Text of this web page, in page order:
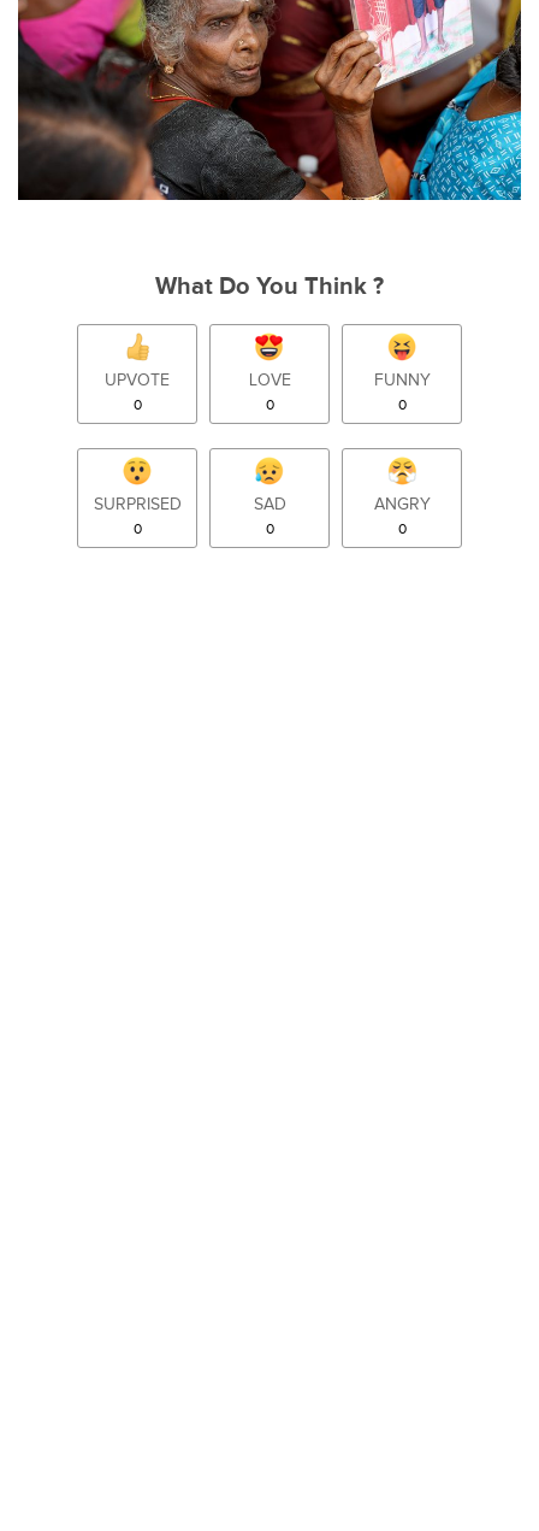
What Do You Think ?
UPVOTE
0
LOVE
0
FUNNY
0
SURPRISED
0
SAD
0
ANGRY
0